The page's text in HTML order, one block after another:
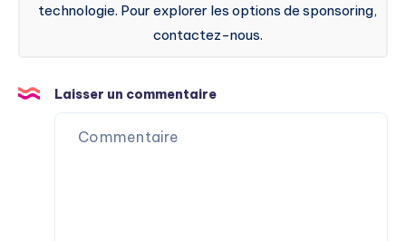
technologie. Pour explorer les options de sponsoring,
contactez-nous.
Laisser un commentaire